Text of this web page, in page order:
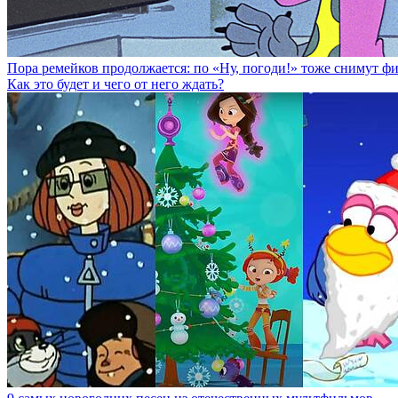
Пора ремейков продолжается: по «Ну, погоди!» тоже снимут
Как это будет и чего от него ждать?